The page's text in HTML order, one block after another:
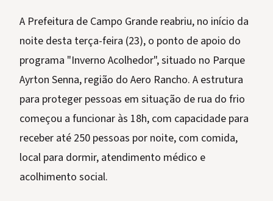
A Prefeitura de Campo Grande reabriu, no início da
noite desta terça-feira (23), o ponto de apoio do
programa "Inverno Acolhedor", situado no Parque
Ayrton Senna, região do Aero Rancho. A estrutura
para proteger pessoas em situação de rua do frio
começou a funcionar às 18h, com capacidade para
receber até 250 pessoas por noite, com comida,
local para dormir, atendimento médico e
acolhimento social.